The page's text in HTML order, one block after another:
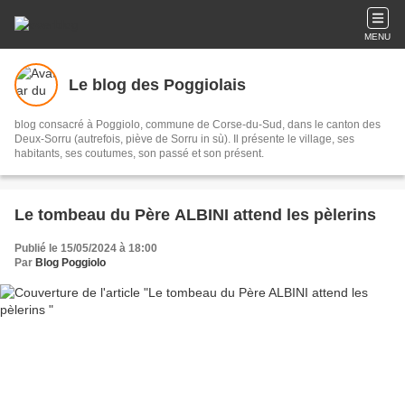
MENU
Le blog des Poggiolais
blog consacré à Poggiolo, commune de Corse-du-Sud, dans le canton des
Deux-Sorru (autrefois, piève de Sorru in sù). Il présente le village, ses
habitants, ses coutumes, son passé et son présent.
Le tombeau du Père ALBINI attend les pèlerins
Publié le 15/05/2024 à 18:00
Par Blog Poggiolo